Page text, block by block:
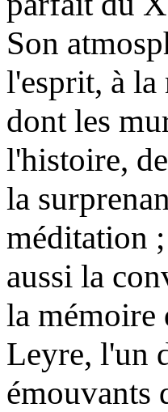
Son
l'esprit, à
dont les
l'histoire,
la
méditation
aussi la
la mémoire
Leyre, l'un
émouvants